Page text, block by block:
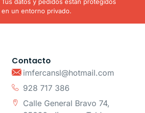
en un entorno privado.
Contacto
imfercansl@hotmail.com
928 717 386
Calle General Bravo 74,